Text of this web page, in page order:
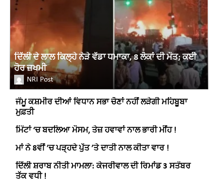
ਦਿੱਲੀ ਦੇ ਲਾਲ ਕਿਲ੍ਹੇ ਨੇੜੇ ਵੱਡਾ ਧਮਾਕਾ, 8 ਲੋਕਾਂ ਦੀ ਮੌਤ; ਕਈ
ਹੋਰ ਜ਼ਖਮੀ
NRI Post
ਜੰਮੂ ਕਸ਼ਮੀਰ ਦੀਆਂ ਵਿਧਾਨ ਸਭਾ ਚੋਣਾਂ ਨਹੀਂ ਲੜੇਗੀ ਮਹਿਬੂਬਾ
ਮੁਫ਼ਤੀ
ਮਿੰਟਾਂ ‘ਚ ਬਦਲਿਆ ਮੌਸਮ, ਤੇਜ਼ ਹਵਾਵਾਂ ਨਾਲ ਭਾਰੀ ਮੀਂਹ !
ਮਾਂ ਨੇ 8ਵੀਂ ’ਚ ਪੜ੍ਹਦੇ ਪੁੱਤ ’ਤੇ ਦਾਤੀ ਨਾਲ ਕੀਤਾ ਵਾਰ !
ਦਿੱਲੀ ਸ਼ਰਾਬ ਨੀਤੀ ਮਾਮਲਾ: ਕੇਜਰੀਵਾਲ ਦੀ ਰਿਮਾਂਡ 3 ਸਤੰਬਰ
ਤੱਕ ਵਧੀ !